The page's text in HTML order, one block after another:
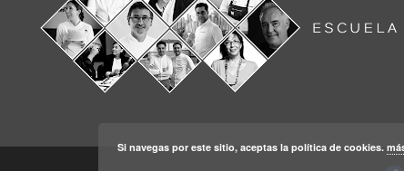
Si navegas por este sitio, aceptas la política de cookies.